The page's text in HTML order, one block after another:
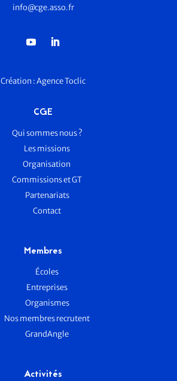
info@cge.asso.fr
Création :Agence Toclic
CGE
Qui sommes nous ?
Les missions
Organisation
Commissions et GT
Partenariats
Contact
Membres
Écoles
Entreprises
Organismes
Nos membres recrutent
GrandAngle
Activités